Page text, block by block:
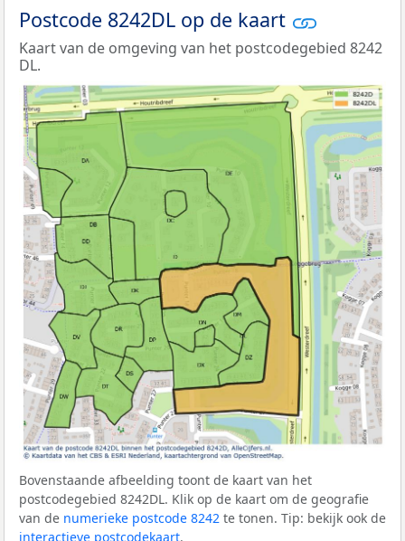
Postcode 8242DL op de kaart
Kaart van de omgeving van het postcodegebied 8242
DL.
Bovenstaande afbeelding toont de kaart van het
postcodegebied 8242DL. Klik op de kaart om de geografie
van de numerieke postcode 8242 te tonen. Tip: bekijk ook de
interactieve postcodekaart.